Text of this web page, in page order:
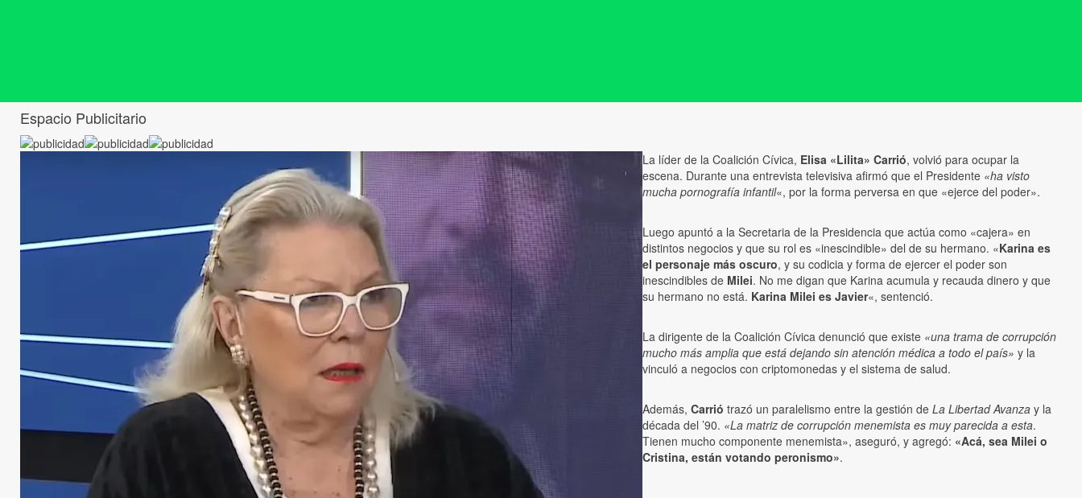
Espacio Publicitario
La líder de la Coalición Cívica, Elisa «Lilita» Carrió, volvió para ocupar la
escena. Durante una entrevista televisiva afirmó que el Presidente «ha visto
mucha pornografía infantil«, por la forma perversa en que «ejerce del poder».
Luego apuntó a la Secretaria de la Presidencia que actúa como «cajera» en
distintos negocios y que su rol es «inescindible» del de su hermano. «Karina es
el personaje más oscuro, y su codicia y forma de ejercer el poder son
inescindibles de Milei. No me digan que Karina acumula y recauda dinero y que
su hermano no está. Karina Milei es Javier«, sentenció.
La dirigente de la Coalición Cívica denunció que existe «una trama de corrupción
mucho más amplia que está dejando sin atención médica a todo el país» y la
vinculó a negocios con criptomonedas y el sistema de salud.
Además, Carrió trazó un paralelismo entre la gestión de La Libertad Avanza y la
década del ’90. «La matriz de corrupción menemista es muy parecida a esta.
Tienen mucho componente menemista», aseguró, y agregó: «Acá, sea Milei o
Cristina, están votando peronismo».